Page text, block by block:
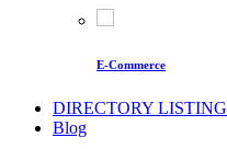
E-Commerce
DIRECTORY LISTING
Blog